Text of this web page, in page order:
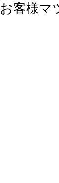
お客様